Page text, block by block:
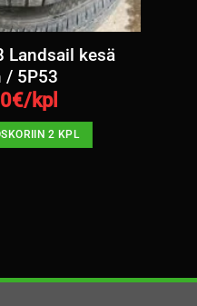
Landsail kesä
/ 5P53
€/kpl
2 KPL